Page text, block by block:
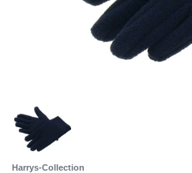
Harrys-Collection